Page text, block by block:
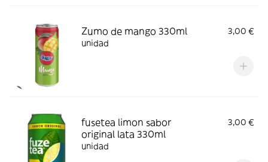
Zumo de mango 330ml
3,00 €
unidad
fusetea limon sabor
original lata 330ml
3,00 €
unidad